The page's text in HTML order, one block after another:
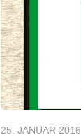
25. JANUAR 2016